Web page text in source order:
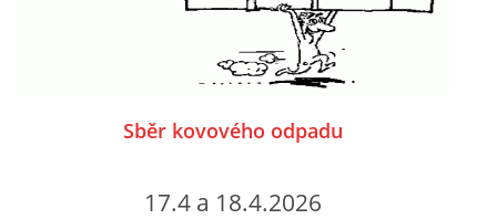
Sběr kovového odpadu
17.4 a 18.4.2026